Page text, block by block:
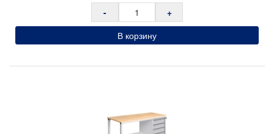
-
+
В корзину